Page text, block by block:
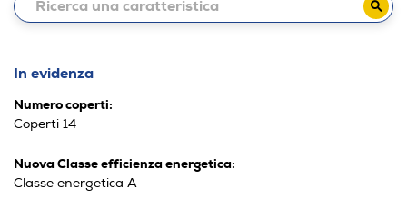
In evidenza
Numero coperti:
Coperti 14
Nuova Classe efficienza energetica:
Classe energetica A